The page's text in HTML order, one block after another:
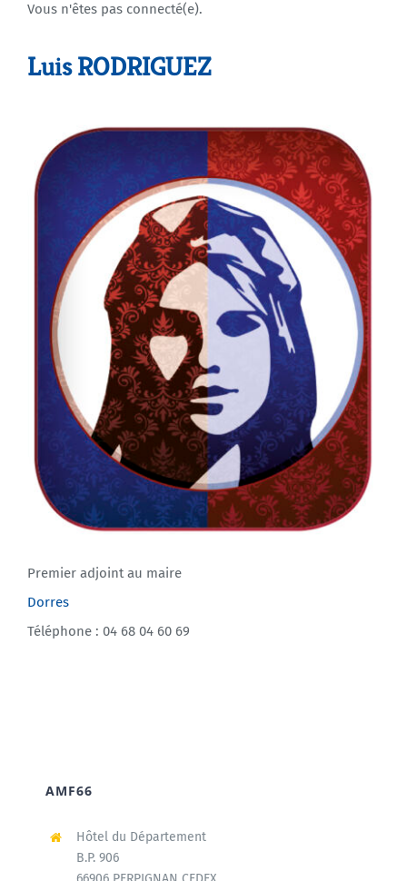
Agenda
Vous n'êtes pas connecté(e).
Luis RODRIGUEZ
Premier adjoint au maire
Dorres
Téléphone : 04 68 04 60 69
AMF66
Hôtel du Département
B.P. 906